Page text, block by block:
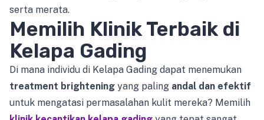
serta merata.
Memilih Klinik Terbaik di
Kelapa Gading
Di mana individu di Kelapa Gading dapat menemukan
treatment brightening yang paling andal dan efektif
untuk mengatasi permasalahan kulit mereka? Memilih